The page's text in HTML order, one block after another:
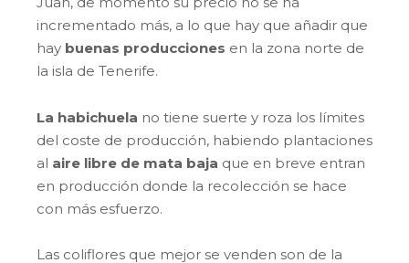
incrementado más, a lo que hay que añadir que
hay buenas producciones en la zona norte de
la isla de Tenerife.
La habichuela no tiene suerte y roza los límites
del coste de producción, habiendo plantaciones
al aire libre de mata baja que en breve entran
en producción donde la recolección se hace
con más esfuerzo.
Las coliflores que mejor se venden son de la